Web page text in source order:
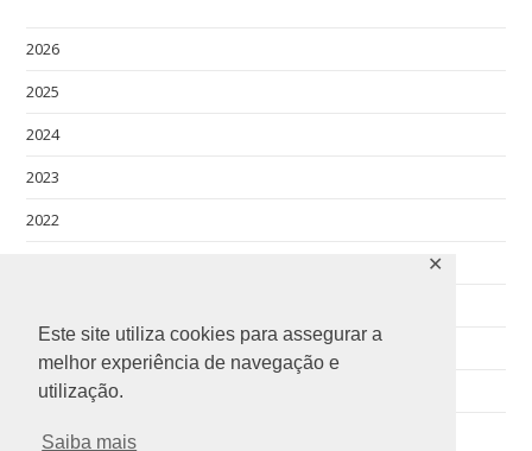
Este site utiliza cookies para assegurar a
melhor experiência de navegação e
utilização.
Saiba mais
✕
2026
2025
2024
2023
2022
2019
2018